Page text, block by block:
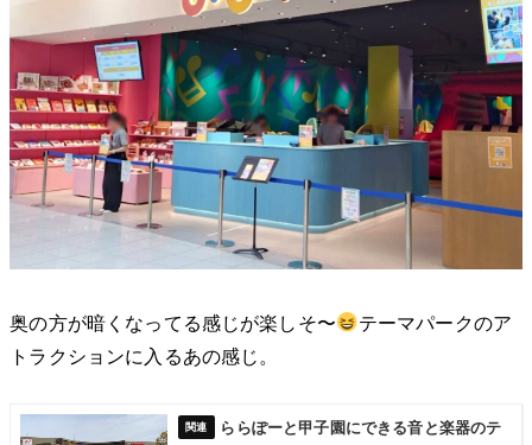
奥の方が暗くなってる感じが楽しそ〜
テーマパークのア
トラクションに入るあの感じ。
ららぽーと甲子園にできる音と楽器のテ